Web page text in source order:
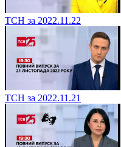
ТСН за 2022.11.22
ТСН за 2022.11.21